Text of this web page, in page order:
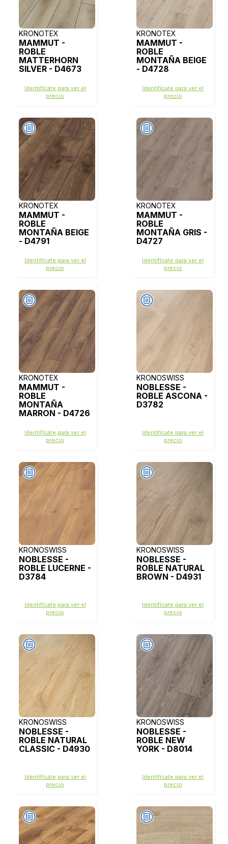
KRONOTEX
MAMMUT -
ROBLE
MATTERHORN
SILVER - D4673
Identifícate para ver el
precio
KRONOTEX
MAMMUT -
ROBLE
MONTAÑA BEIGE
- D4728
Identifícate para ver el
precio
KRONOTEX
MAMMUT -
ROBLE
MONTAÑA BEIGE
- D4791
Identifícate para ver el
precio
KRONOTEX
MAMMUT -
ROBLE
MONTAÑA GRIS -
D4727
Identifícate para ver el
precio
KRONOTEX
MAMMUT -
ROBLE
MONTAÑA
MARRON - D4726
Identifícate para ver el
precio
KRONOSWISS
NOBLESSE -
ROBLE ASCONA -
D3782
Identifícate para ver el
precio
KRONOSWISS
NOBLESSE -
ROBLE LUCERNE -
D3784
Identifícate para ver el
precio
KRONOSWISS
NOBLESSE -
ROBLE NATURAL
BROWN - D4931
Identifícate para ver el
precio
KRONOSWISS
NOBLESSE -
ROBLE NATURAL
CLASSIC - D4930
Identifícate para ver el
precio
KRONOSWISS
NOBLESSE -
ROBLE NEW
YORK - D8014
Identifícate para ver el
precio